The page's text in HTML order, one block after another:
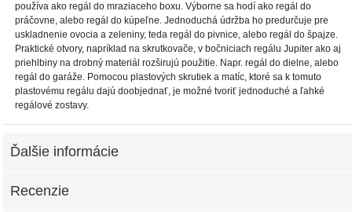
používa ako regál do mraziaceho boxu. Výborne sa hodí ako regál do
práčovne, alebo regál do kúpeľne. Jednoduchá údržba ho predurčuje pre
uskladnenie ovocia a zeleniny, teda regál do pivnice, alebo regál do špajze.
Praktické otvory, napríklad na skrutkovače, v bočniciach regálu Jupiter ako aj
priehlbiny na drobný materiál rozširujú použitie. Napr. regál do dielne, alebo
regál do garáže. Pomocou plastových skrutiek a matíc, ktoré sa k tomuto
plastovému regálu dajú doobjednať, je možné tvoriť jednoduché a ľahké
regálové zostavy.
Ďalšie informácie
Recenzie